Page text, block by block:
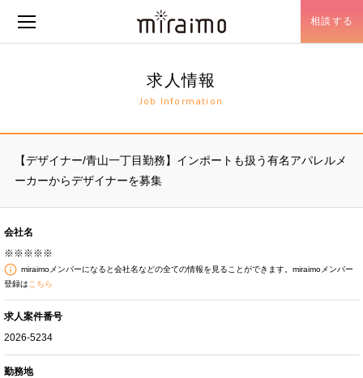
相談する
求人情報
Job Information
【デザイナー/青山一丁目勤務】インポートも扱う有名アパレルメ
ーカーからデザイナーを募集
会社名
※※※※※
miraimoメンバーになると会社名などの全ての情報を見ることができます。miraimoメンバー
登録は こちら
求人案件番号
2026-5234
勤務地